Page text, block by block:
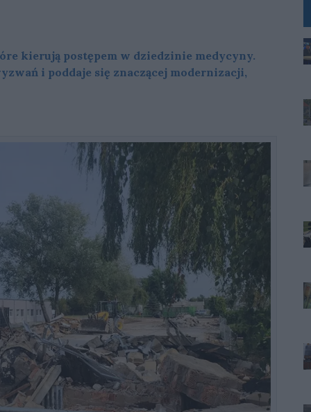
kierują postępem w dziedzinie medycyny.
i poddaje się znaczącej modernizacji,